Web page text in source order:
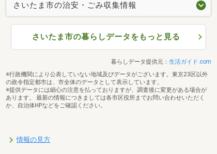
さいたま市の治安・ごみ収集情報
さいたま市の暮らしデータをもっと見る
暮らしデータ提供元： 生活ガイド.com
※行政機関により公表していない地域及びデータがございます。東京23区以外
の政令指定都市は、市全体のデータとして表示しています。
※提供データには細心の注意を払っておりますが、調査後に変更がある場合が
あります。 最新の情報につきましては各市区役所までお問い合わせいただく
か、自治体HPなどをご確認ください。
情報の見方